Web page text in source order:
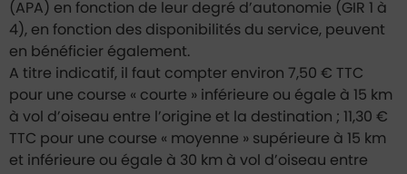
(APA) en fonction de leur degré d’autonomie (GIR 1 à
4), en fonction des disponibilités du service, peuvent
en bénéficier également.
A titre indicatif, il faut compter environ 7,50 € TTC
pour une course « courte » inférieure ou égale à 15 km
à vol d’oiseau entre l’origine et la destination ; 11,30 €
TTC pour une course « moyenne » supérieure à 15 km
et inférieure ou égale à 30 km à vol d’oiseau entre